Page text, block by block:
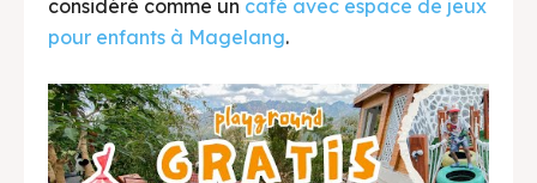
Tempat Ngopi Di Magelang
Menu Minuman Kedai Bukit Rhema
considéré comme un café avec espace de jeux
pour enfants à Magelang.